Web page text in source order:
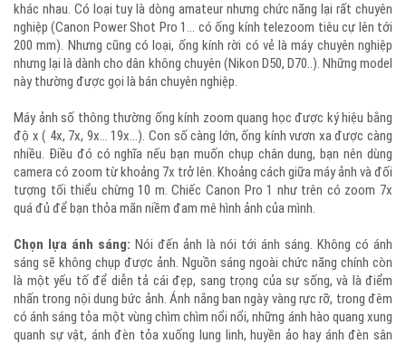
khác nhau. Có loại tuy là dòng amateur nhưng chức năng lại rất chuyên
nghiệp (Canon Power Shot Pro 1... có ống kính telezoom tiêu cự lên tới
200 mm). Nhưng cũng có loại, ống kính rời có vẻ là máy chuyên nghiệp
nhưng lại là dành cho dân không chuyên (Nikon D50, D70..). Những model
này thường được gọi là bán chuyên nghiệp.
Máy ảnh số thông thường ống kính zoom quang học được ký hiệu bằng
độ x ( 4x, 7x, 9x... 19x...). Con số càng lớn, ống kính vươn xa được càng
nhiều. Điều đó có nghĩa nếu bạn muốn chụp chân dung, bạn nên dùng
camera có zoom từ khoảng 7x trở lên. Khoảng cách giữa máy ảnh và đối
tượng tối thiểu chừng 10 m. Chiếc Canon Pro 1 như trên có zoom 7x
quá đủ để bạn thỏa mãn niềm đam mê hình ảnh của mình.
Chọn lựa ánh sáng: Nói đến ảnh là nói tới ánh sáng. Không có ánh
sáng sẽ không chụp được ảnh. Nguồn sáng ngoài chức năng chính còn
là một yếu tố để diễn tả cái đẹp, sang trọng của sự sống, và là điểm
nhấn trong nội dung bức ảnh. Ánh nắng ban ngày vàng rực rỡ, trong đêm
có ánh sáng tỏa một vùng chìm chìm nổi nổi, những ánh hào quang xung
quanh sự vật, ánh đèn tỏa xuống lung linh, huyền ảo hay ánh đèn sân